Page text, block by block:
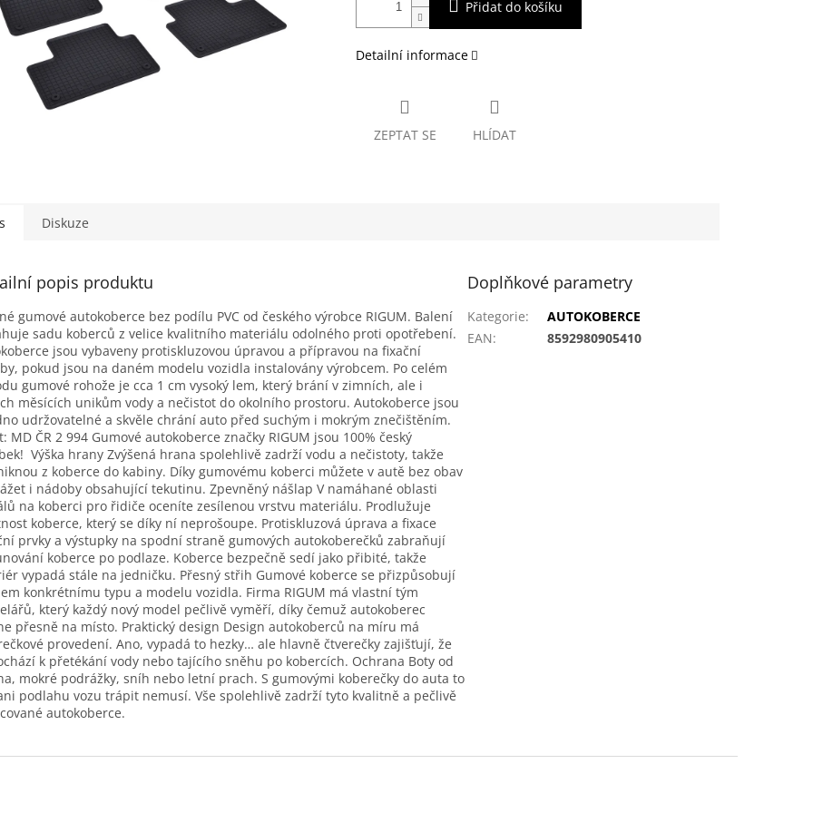
Přidat do košíku
Detailní informace
ZEPTAT SE HLÍDAT
Diskuze
popis produktu
gumové autokoberce bez podílu PVC od českého výrobce RIGUM. Balení
sadu koberců z velice kvalitního materiálu odolného proti opotřebení.
jsou vybaveny protiskluzovou úpravou a přípravou na fixační
pokud jsou na daném modelu vozidla instalovány výrobcem. Po celém
gumové rohože je cca 1 cm vysoký lem, který brání v zimních, ale i
měsících unikům vody a nečistot do okolního prostoru. Autokoberce jsou
udržovatelné a skvěle chrání auto před suchým i mokrým znečištěním.
MD ČR 2 994 Gumové autokoberce značky RIGUM jsou 100% český
Výška hrany Zvýšená hrana spolehlivě zadrží vodu a nečistoty, takže
z koberce do kabiny. Díky gumovému koberci můžete v autě bez obav
i nádoby obsahující tekutinu. Zpevněný nášlap V namáhané oblasti
na koberci pro řidiče oceníte zesílenou vrstvu materiálu. Prodlužuje
koberce, který se díky ní neprošoupe. Protiskluzová úprava a fixace
prvky a výstupky na spodní straně gumových autokoberečků zabraňují
koberce po podlaze. Koberce bezpečně sedí jako přibité, takže
vypadá stále na jedničku. Přesný střih Gumové koberce se přizpůsobují
konkrétnímu typu a modelu vozidla. Firma RIGUM má vlastní tým
který každý nový model pečlivě vyměří, díky čemuž autokoberec
přesně na místo. Praktický design Design autokoberců na míru má
provedení. Ano, vypadá to hezky… ale hlavně čtverečky zajišťují, že
k přetékání vody nebo tajícího sněhu po kobercích. Ochrana Boty od
mokré podrážky, sníh nebo letní prach. S gumovými koberečky do auta to
podlahu vozu trápit nemusí. Vše spolehlivě zadrží tyto kvalitně a pečlivě
autokoberce.
Doplňkové parametry
Kategorie:
AUTOKOBERCE
EAN: 8592980905410